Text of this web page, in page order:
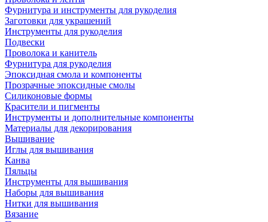
Фурнитура и инструменты для рукоделия
Заготовки для украшений
Инструменты для рукоделия
Подвески
Проволока и канитель
Фурнитура для рукоделия
Эпоксидная смола и компоненты
Прозрачные эпоксидные смолы
Силиконовые формы
Красители и пигменты
Инструменты и дополнительные компоненты
Материалы для декорирования
Вышивание
Иглы для вышивания
Канва
Пяльцы
Инструменты для вышивания
Наборы для вышивания
Нитки для вышивания
Вязание